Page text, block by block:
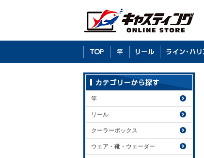
竿
リール
クーラーボックス
ウェア・靴・ウェーダー